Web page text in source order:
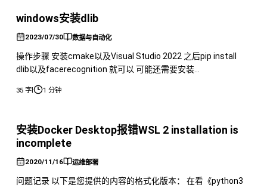
windows安装dlib
2023/07/30 数据与自动化
操作步骤 安装cmake以及Visual Studio 2022 之后pip install
dlib以及facerecognition 就可以 可能还需要安装
35 字| 1 分钟
安装Docker Desktop报错WSL 2 installation is
incomplete
2020/11/16 运维部署
问题记录 以下是您提供的内容的格式化版本： 在看《python3